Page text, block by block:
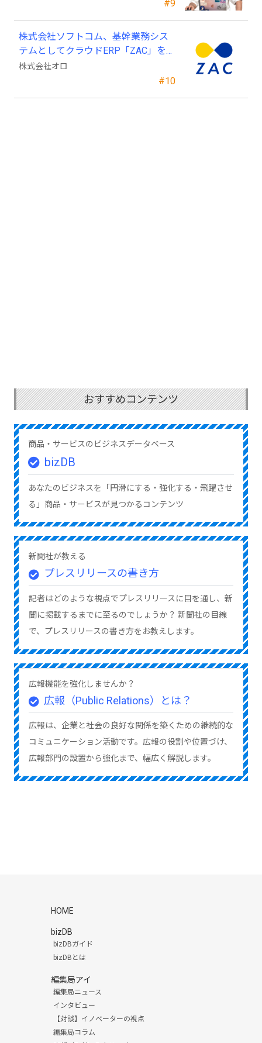
#9
#10
株式会社ソフトコム、基幹業務シス
テムとしてクラウドERP「ZAC」を採
用
株式会社オロ
おすすめコンテンツ
商品・サービスのビジネスデータベース
bizDB
あなたのビジネスを「円滑にする・強化する・飛躍させ
る」商品・サービスが見つかるコンテンツ
新聞社が教える
プレスリリースの書き方
記者はどのような視点でプレスリリースに目を通し、新
聞に掲載するまでに至るのでしょうか？ 新聞社の目線
で、プレスリリースの書き方をお教えします。
広報機能を強化しませんか？
広報（Public Relations）とは？
広報は、企業と社会の良好な関係を築くための継続的な
コミュニケーション活動です。広報の役割や位置づけ、
広報部門の設置から強化まで、幅広く解説します。
HOME
bizDB
bizDBガイド
bizDBとは
編集局アイ
編集局ニュース
インタビュー
【対談】イノベーターの視点
編集局コラム